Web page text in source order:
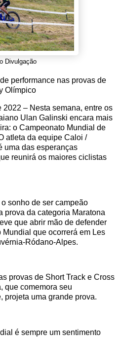
Divulgação
performance nas provas de
Olímpico
– Nesta semana, entre os
Ulan Galinski encara mais
o Campeonato Mundial de
atleta da equipe Caloi /
uma das esperanças
reunirá os maiores ciclistas
sonho de ser campeão
prova da categoria Maratona
que abrir mão de defender
que ocorrerá em Les
Ródano-Alpes.
provas de Short Track e Cross
que comemora seu
projeta uma grande prova.
é sempre um sentimento